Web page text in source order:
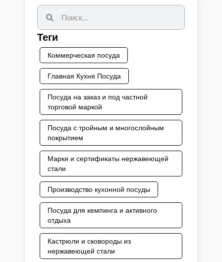
Теги
Коммерческая посуда
Главная Кухня Посуда
Посуда на заказ и под частной
торговой маркой
Посуда с тройным и многослойным
покрытием
Марки и сертификаты нержавеющей
стали
Производство кухонной посуды
Посуда для кемпинга и активного
отдыха
Кастрюли и сковороды из
нержавеющей стали